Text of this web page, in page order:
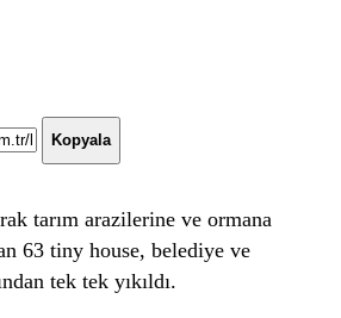
Kopyala
tarım arazilerine ve ormana
63 tiny house, belediye ve
tek tek yıkıldı.